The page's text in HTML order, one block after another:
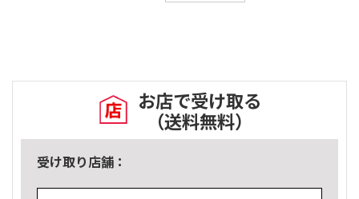
お店で受け取る
（送料無料）
受け取り店舗：